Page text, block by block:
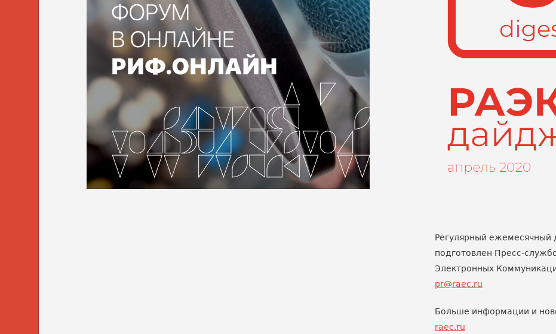
Регулярный ежемесячный
подготовлен Пресс-
Электронных
pr@raec.ru
Больше информации и
raec.ru